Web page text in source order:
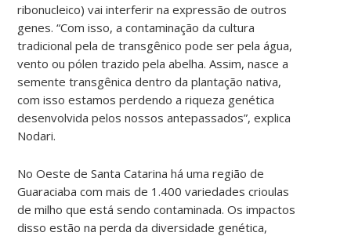
ribonucleico) vai interferir na expressão de outros
genes. “Com isso, a contaminação da cultura
tradicional pela de transgênico pode ser pela água,
vento ou pólen trazido pela abelha. Assim, nasce a
semente transgênica dentro da plantação nativa,
com isso estamos perdendo a riqueza genética
desenvolvida pelos nossos antepassados”, explica
Nodari.
No Oeste de Santa Catarina há uma região de
Guaraciaba com mais de 1.400 variedades crioulas
de milho que está sendo contaminada. Os impactos
disso estão na perda da diversidade genética,